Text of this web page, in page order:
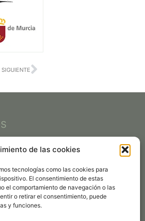
de las cookies
tecnologías como las cookies para
El consentimiento de estas
el comportamiento de navegación o las
o retirar el consentimiento, puede
y funciones.
SIGUIENTE